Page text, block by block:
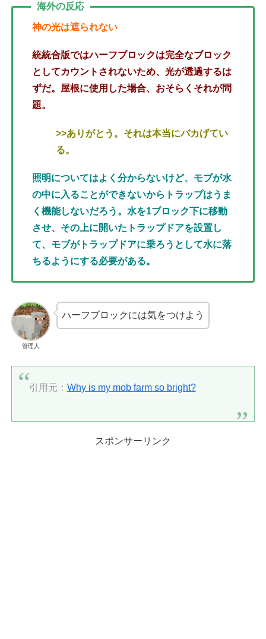
海外の反応
神の光は遮られない
統統合版ではハーフブロックは完全なブロック
としてカウントされないため、光が透過するは
ずだ。屋根に使用した場合、おそらくそれが問
題。
>>ありがとう。それは本当にバカげてい
る。
照明についてはよく分からないけど、モブが水
の中に入ることができないからトラップはうま
く機能しないだろう。水を1ブロック下に移動
させ、その上に開いたトラップドアを設置し
て、モブがトラップドアに乗ろうとして水に落
ちるようにする必要がある。
管理人
ハーフブロックには気をつけよう
引用元： Why is my mob farm so bright?
スポンサーリンク